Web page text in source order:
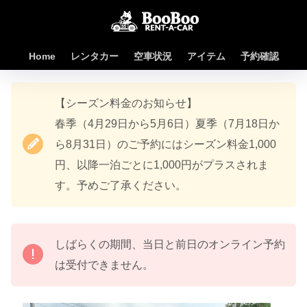
Home レンタカー 空車状況 アイテム 予約確認
【シーズン料金のお知らせ】
春季（4月29日から5月6日）夏季（7月18日か
ら8月31日）のご予約にはシーズン料金1,000
円、以降一泊ごとに1,000円がプラスされま
す。予めご了承ください。
しばらくの期間、当日と前日のオンライン予約
は受付できません。